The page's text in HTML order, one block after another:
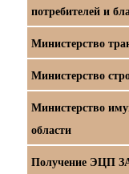
потребителей и
Министерство
Министерство
Министерство
области
Получение ЭЦП